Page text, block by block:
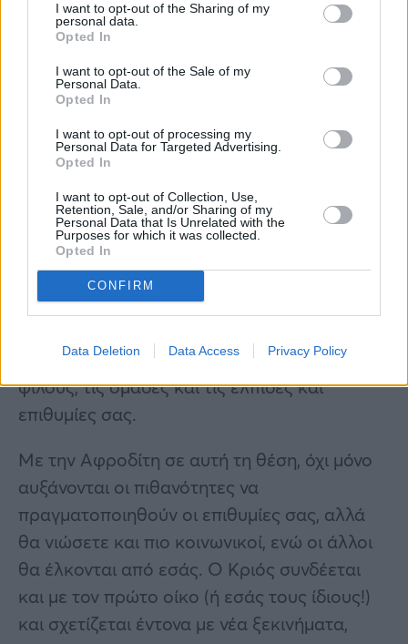
I want to opt-out of the Sharing of my
personal data.
Opted In
I want to opt-out of the Sale of my
Personal Data.
Opted In
I want to opt-out of processing my
Personal Data for Targeted Advertising.
Opted In
I want to opt-out of Collection, Use,
Retention, Sale, and/or Sharing of my
Personal Data that Is Unrelated with the
Purposes for which it was collected.
Opted In
CONFIRM
Data Deletion Data Access Privacy Policy
Δίδυμοι
Χρόνια πολλά, Δίδυμοι! Η τύχη σας ευνοεί
καθ’ όλη τη διάρκεια αυτής της περιόδου,
στο ζώδιό σας αυτόν τον μήνα — ένα
φαινόμενο που μπορεί να θεωρηθεί ως
επαναφορά ή μια νέα αρχή. Η προσοχή
στρέφεται σε εσάς και σε όλα τα νέα
ξεκινήματα που σας περιμένουν.
Πρώτα απ’ όλα, η Αφροδίτη βρίσκεται αυτόν
οίκο σας — τον τομέα που σχετίζεται με τους
φίλους, τις ομάδες και τις ελπίδες και
επιθυμίες σας.
Με την Αφροδίτη σε αυτή τη θέση, όχι μόνο
αυξάνονται οι πιθανότητες να
πραγματοποιηθούν οι επιθυμίες σας, αλλά
θα νιώσετε και πιο κοινωνικοί, ενώ οι άλλοι
θα έλκονται από εσάς. Ο Κριός συνδέεται
και με τον πρώτο οίκο (ή εσάς τους ίδιους!)
και σχετίζεται έντονα με νέα ξεκινήματα,